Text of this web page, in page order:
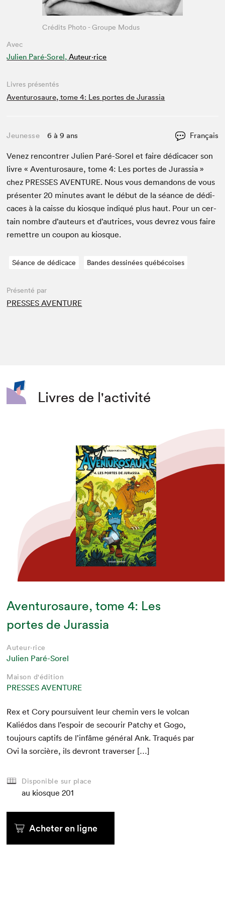
Avec
Julien Paré-Sorel, Auteur·rice
Crédits Photo - Groupe Modus
Livres présentés
Aventurosaure, tome 4: Les portes de Jurassia
Jeunesse 6 à 9 ans Français
Venez ren­con­tr­er Julien Paré-Sorel et faire dédi­cac­er son
livre « Aven­tur­osaure, tome4: Les portes de Juras­sia »
chez PRESS­ES AVEN­TURE. Nous vous deman­dons de vous
présen­ter20 min­utes avant le début de la séance de dédi­
caces à la caisse du kiosque indiqué plus haut. Pour un cer­
tain nom­bre d’auteurs et d’autrices, vous devrez vous faire
remet­tre un coupon au kiosque.
Séance de dédicace Bandes dessinées québécoises
Présenté par
PRESSES AVENTURE
Livres de l'activité
Aventurosaure, tome 4: Les
portes de Jurassia
Auteur·rice
Julien Paré-Sorel
Maison d'édition
PRESSES AVENTURE
Rex et Cory pour­suiv­ent leur chemin vers le vol­can
Kalié­dos dans l’espoir de sec­ourir Patchy et Gogo,
tou­jours cap­tifs de l’infâme général Ank. Traqués par
Ovi la sor­cière, ils devront traverser […]
Disponible sur place
au kiosque 201
Acheter en ligne